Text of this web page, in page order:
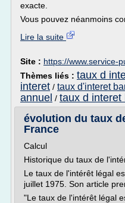
exacte.
Vous pouvez néanmoins
Lire la suite
Site : https://www.service-
Thèmes liés : taux d
interet / taux d'interet
annuel / taux d interet
évolution du taux
France
Calcul
Historique du taux de
Le taux de l'intérêt légal
juillet 1975. Son article
"Le taux de l'intérêt légal